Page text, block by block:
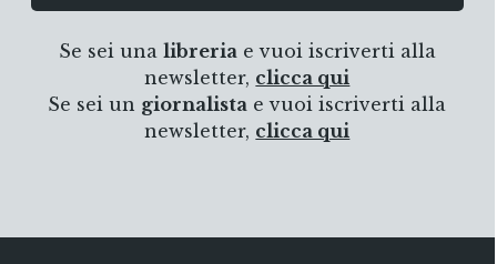
Se sei una libreriae vuoi iscriverti alla
newsletter, clicca qui
Se sei un giornalista e vuoi iscriverti alla
newsletter, clicca qui